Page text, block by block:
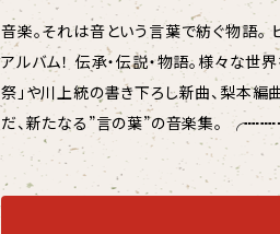
音楽。それは音という言葉で紡ぐ物語。 ピアニスト梨本卓幹、30歳アニバーサリーイヤーを飾るセカンド
アルバム！ 伝承・伝説・物語。様々な世
祭」や川上統の書き下ろし新曲、梨本編
だ、新たなる”言の葉”の音楽集。 ╭┉┉┅┄┄┈ • ┈┄┄┅┉┉╮ 梨本卓幹2ndアルバム 『C
hronicle』(クロニクル) ╰┉┉┅┄┄┈ • ┈┄┄┅┉┉╯ 販売元：Studio N.A.T 商品番号：NAT2
5201 ピアノ：梨本卓幹 (Steinway &